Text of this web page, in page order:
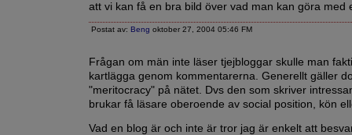
att vi kan få en bra bild över vad man kan göra med
Postat av: Beng oktober 27, 2004 05:46 FM
Frågan om män inte läser tjejbloggar skulle man
kartlägga genom kommentarerna. Generellt gäller
"meritocracy" på nätet. Dvs den som skriver
brukar få läsare oberoende av social position, kön
Vad en blog är och inte är tror jag är enkelt att